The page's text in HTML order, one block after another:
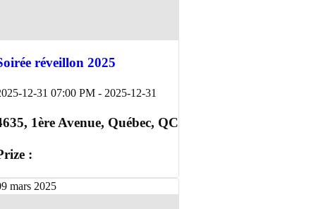
réveillon 2025
12-31 07:00 PM - 2025-12-31
1ère Avenue, Québec, QC
:
mars 2025